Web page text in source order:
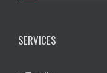
SERVICES